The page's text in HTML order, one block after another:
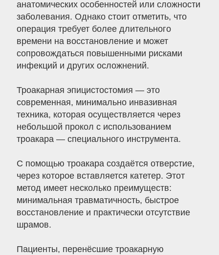
анатомических особенностей или сложности
заболевания. Однако стоит отметить, что
операция требует более длительного
времени на восстановление и может
сопровождаться повышенными рисками
инфекций и других осложнений.
Троакарная эпицистостомия — это
современная, минимально инвазивная
техника, которая осуществляется через
небольшой прокол с использованием
троакара — специального инструмента.
С помощью троакара создаётся отверстие,
через которое вставляется катетер. Этот
метод имеет несколько преимуществ:
минимальная травматичность, быстрое
восстановление и практически отсутствие
шрамов.
Пациенты, перенёсшие троакарную